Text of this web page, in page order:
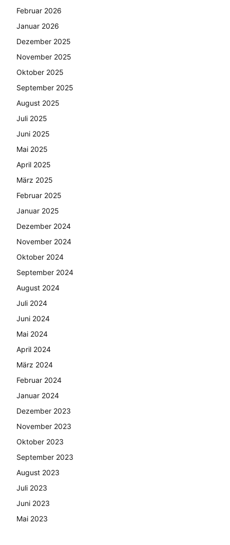
Februar 2026
Januar 2026
Dezember 2025
November 2025
Oktober 2025
September 2025
August 2025
Juli 2025
Juni 2025
Mai 2025
April 2025
März 2025
Februar 2025
Januar 2025
Dezember 2024
November 2024
Oktober 2024
September 2024
August 2024
Juli 2024
Juni 2024
Mai 2024
April 2024
März 2024
Februar 2024
Januar 2024
Dezember 2023
November 2023
Oktober 2023
September 2023
August 2023
Juli 2023
Juni 2023
Mai 2023